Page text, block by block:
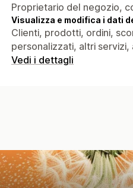
Proprietario del negozio,
Visualizza e modifica i dati
Clienti, prodotti, ordini,
personalizzati, altri servizi,
Vedi i dettagli